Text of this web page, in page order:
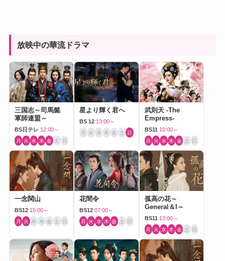
放映中の華流ドラマ
三国志～司馬懿
軍師連盟～
BS日テレ 12:00～
月 火 水 木 金 土 日
星より輝く君へ
BS 12 13:00～
月 火 水 木 金 土 日
武則天 -The
Empress-
BS11 10:00～
月 火 水 木 金 土 日
一念関山
BS12 15:00～
月 火 水 木 金 土 日
花間令
BS12 07:00～
月 火 水 木 金 土 日
孤高の花～
General＆I～
BS11 13:00～
月 火 水 木 金 土 日